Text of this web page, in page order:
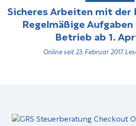
Sicheres Arbeiten mit der
Regelmäßige
Betrieb ab 1.
Online seit 23. Februar 2017,